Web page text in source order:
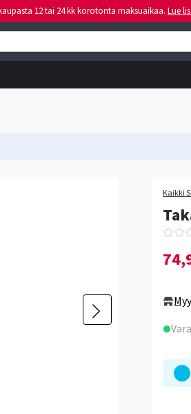
12 tai 24 kk korotonta maksuaikaa. Lue
Kaikki